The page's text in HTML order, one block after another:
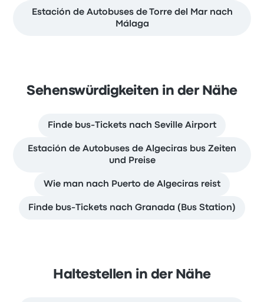
Estación de Autobuses de Torre del Mar nach
Málaga
Sehenswürdigkeiten in der Nähe
Finde bus-Tickets nach Seville Airport
Estación de Autobuses de Algeciras bus Zeiten
und Preise
Wie man nach Puerto de Algeciras reist
Finde bus-Tickets nach Granada (Bus Station)
Haltestellen in der Nähe